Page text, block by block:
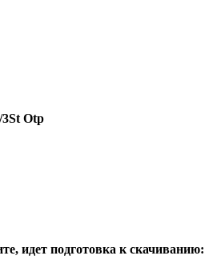
Otp
идет подготовка к скачиванию: